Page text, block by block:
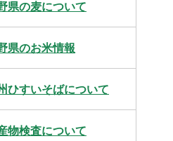
県の麦について
県のお米情報
ひすいそばについて
物検査について